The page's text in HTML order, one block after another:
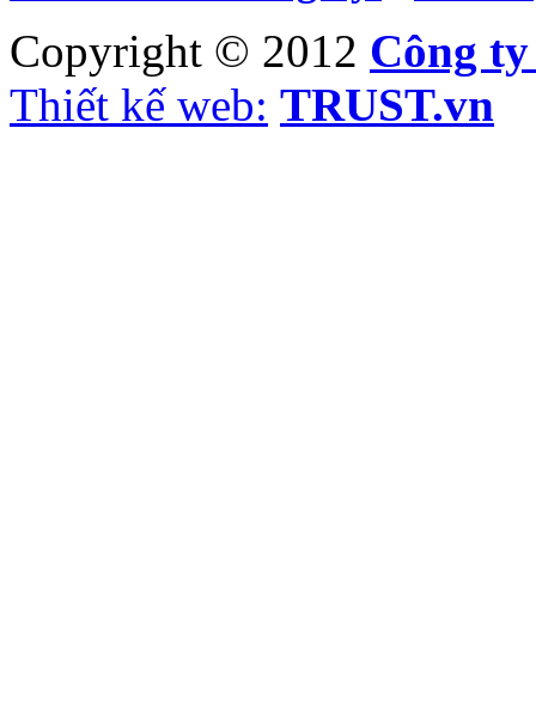
Copyright © 2012 Công
Thiết kế web: TRUST.vn